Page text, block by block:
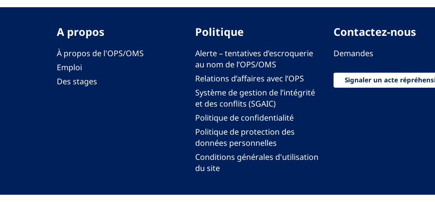
A propos
À propos de l'OPS/OMS
Emploi
Des stages
Politique
Alerte – tentatives d’escroquerie
au nom de l’OPS/OMS
Relations d’affaires avec l’OPS
Système de gestion de l’intégrité
et des conflits (SGAIC)
Politique de confidentialité
Politique de protection des
données personnelles
Conditions générales d'utilisation
du site
Contactez-nous
Demandes
Signaler un acte